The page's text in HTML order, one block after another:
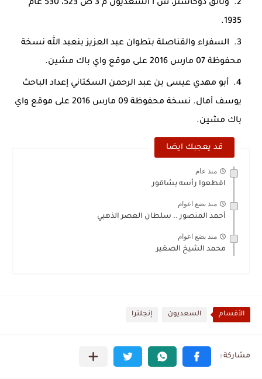
وثائق دوكاستر، س أ السعديون م 3 ص 523، 530 عام
1935.
السفراء والقناصلة بتطوان عبد العزيز بنعبد الله نسخة
محفوظة 07 مارس 2016 على موقع واي باك مشين.
أبو مهدي عيسى بن عبد الرحمن السكتاني إعداد الباحث
يوسف أمال. نسخة محفوظة 09 مارس 2016 على موقع واي
باك مشين.
قد يعجبك ايضا
منذ عام
اقطعوا رأسه بشاقور
منذ بضع اعوام
أحمد المنصور .. سلطان العصر الذهبي
منذ بضع اعوام
محمد الشيخ الصغير
الأقسام السعديون إنجلترا